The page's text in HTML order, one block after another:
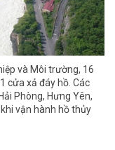
và Môi trường, 16
cửa xả đáy hồ. Các
Phòng, Hưng Yên,
vận hành hồ thủy